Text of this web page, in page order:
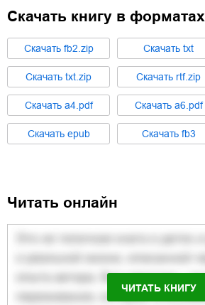
Скачать книгу в форматах
Cкачать fb2.zip Cкачать txt
Cкачать txt.zip Cкачать rtf.zip
Cкачать a4.pdf Cкачать a6.pdf
Cкачать epub Cкачать fb3
Читать онлайн
ЧИТАТЬ КНИГУ